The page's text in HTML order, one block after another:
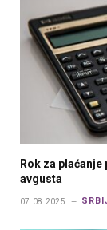
Rok za
avgusta
07.08.2025.